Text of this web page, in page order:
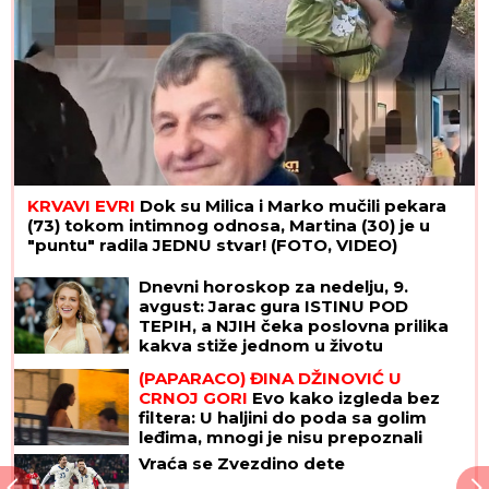
Tri moćne države sklopile veliki vojni savez! Imaju
ista pravila kao NATO, ciljaju na američkog
saveznika!
OVO JE NAJLEPŠA VILA U BEOGRADU
Naš sportista kupio kuću od TRI
MILIONA EVRA, a ne živi u Srbiji: Ima
privatan bazen i fitnes salu
Horoskop za nedelju, 9, avgust:
Jarac puca od emocija, Ribe prave
tajne planove, Rak uživa u šetnji